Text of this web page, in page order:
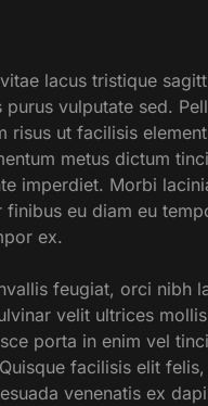
lacus tristique
vulputate sed.
risus ut facilisis
metus dictum
imperdiet. Morbi
eu diam eu
ex.
feugiat, orci nibh
velit ultrices
porta in enim vel
facilisis elit
venenatis ex